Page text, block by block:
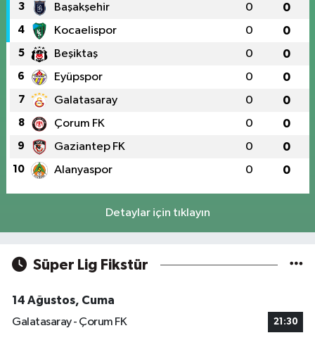
3 Başakşehir 0 0
4 Kocaelispor 0 0
5 Beşiktaş 0 0
6 Eyüpspor 0 0
7 Galatasaray 0 0
8 Çorum FK 0 0
9 Gaziantep FK 0 0
10 Alanyaspor 0 0
Detaylar için tıklayın
Süper Lig Fikstür
14 Ağustos, Cuma
Galatasaray - Çorum FK
21:30